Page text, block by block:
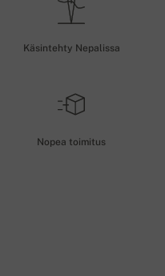
Käsintehty Nepalissa
Nopea toimitus